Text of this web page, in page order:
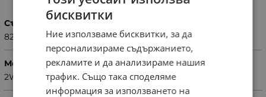
Съпротивление
82Ω
Мощност
2W
бисквитки
Ние използваме бисквитки, за да
персонализираме съдържанието,
рекламите и да анализираме нашия
трафик. Също така споделяме
информация за използването на